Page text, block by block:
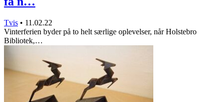
Tvis • 11.02.22
Vinterferien byder på to helt særlige oplevelser, når Holstebro
Bibliotek,…